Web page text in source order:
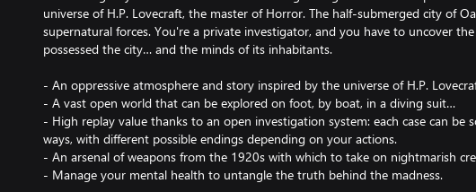
universe of H.P. Lovecraft, the master of Horror. The half-submerged city of
supernatural forces. You're a private investigator, and you have to uncover
possessed the city… and the minds of its inhabitants.
- An oppressive atmosphere and story inspired by the universe of H.P.
- A vast open world that can be explored on foot, by boat, in a diving suit…
- High replay value thanks to an open investigation system: each case can be
ways, with different possible endings depending on your actions.
- An arsenal of weapons from the 1920s with which to take on nightmarish
- Manage your mental health to untangle the truth behind the madness.